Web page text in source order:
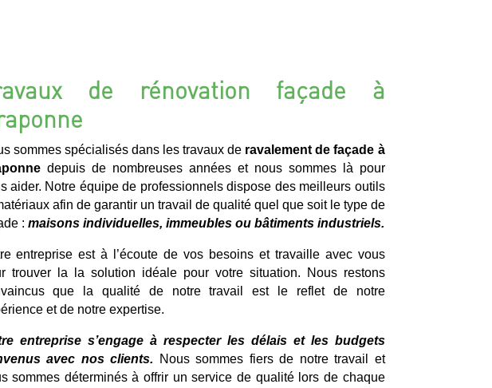
de rénovation façade à
sommes spécialisés dans les travaux de ravalement de façade à
depuis de nombreuses années et nous sommes là pour
aider. Notre équipe de professionnels dispose des meilleurs outils
afin de garantir un travail de qualité quel que soit le type de
: maisons individuelles, immeubles ou bâtiments industriels.
entreprise est à l’écoute de vos besoins et travaille avec vous
trouver la la solution idéale pour votre situation. Nous restons
que la qualité de notre travail est le reflet de notre
et de notre expertise.
entreprise s’engage à respecter les délais et les budgets
avec nos clients. Nous sommes fiers de notre travail et
sommes déterminés à offrir un service de qualité lors de chaque